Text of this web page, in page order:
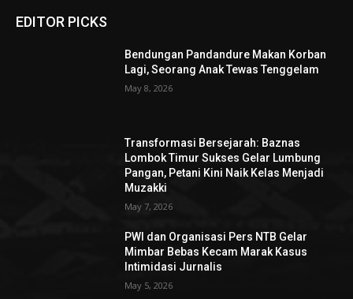
EDITOR PICKS
Bendungan Pandandure Makan Korban
Lagi, Seorang Anak Tewas Tenggelam
May 8, 2026
Transformasi Bersejarah: Baznas
Lombok Timur Sukses Gelar Lumbung
Pangan, Petani Kini Naik Kelas Menjadi
Muzakki
May 7, 2026
PWI dan Organisasi Pers NTB Gelar
Mimbar Bebas Kecam Marak Kasus
Intimidasi Jurnalis
May 5, 2026